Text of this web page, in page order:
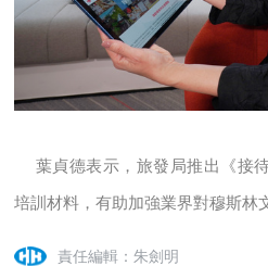
葉貞德表示，旅發局推出《接
培訓材料，有助加強業界對穆斯林
責任編輯：朱劍明